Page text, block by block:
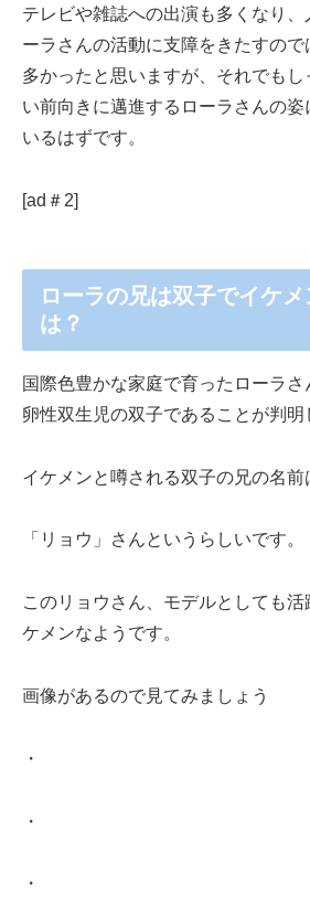
テレビや雑誌への出演も多くなり、
ーラさんの活動に支障をきたすの
多かったと思いますが、それでも
い前向きに邁進するローラさんの
いるはずです。
[ad＃2]
ローラの兄は双子でイケ
は？
国際色豊かな家庭で育ったローラ
卵性双生児の双子であることが判明
イケメンと噂される双子の兄の名前
「リョウ」さんというらしいです。
このリョウさん、モデルとしても活
ケメンなようです。
画像があるので見てみましょう
・
・
・